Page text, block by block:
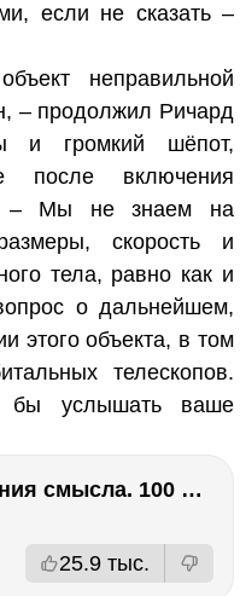
если не сказать –
неправильной
– продолжил Ричард
и громкий шёпот,
после включения
– Мы не знаем на
скорость и
тела, равно как и
о дальнейшем,
этого объекта, в том
телескопов.
бы услышать ваше
Книга, как процесс познания смысла. 100 великих книг: напутствие для читателя. Евгений Жаринов
25.9 тыс.